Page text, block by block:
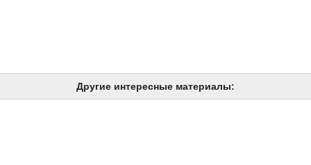
Другие интересные материалы: